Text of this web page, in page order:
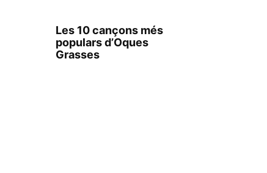
Les 10 cançons més
populars d’Oques
Grasses